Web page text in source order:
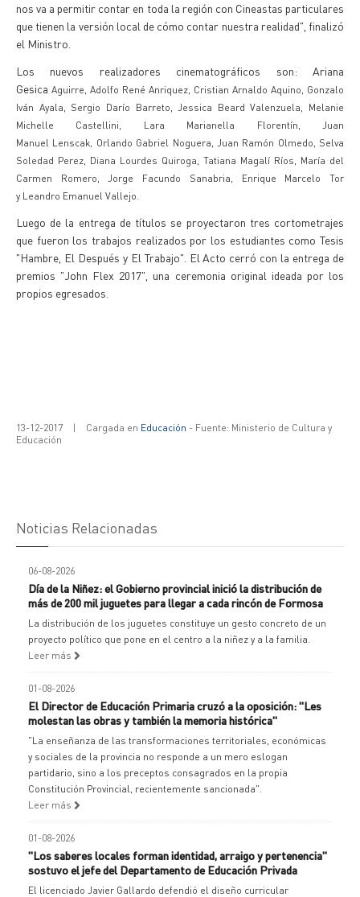
nos va a permitir contar en toda la región con Cineastas particulares
que tienen la versión local de cómo contar nuestra realidad", finalizó
el Ministro.
Los nuevos realizadores cinematográficos son: Ariana
Gesica Aguirre, Adolfo René Anriquez, Cristian Arnaldo Aquino, Gonzalo
Iván Ayala, Sergio Darío Barreto, Jessica Beard Valenzuela, Melanie
Michelle
Castellini, Lara Marianella Florentín, Juan
Manuel Lenscak, Orlando Gabriel Noguera, Juan Ramón Olmedo, Selva
Soledad Perez, Diana Lourdes Quiroga, Tatiana Magalí Ríos, María del
Carmen Romero, Jorge Facundo Sanabria, Enrique Marcelo Tor
y Leandro Emanuel Vallejo.
Luego de la entrega de títulos se proyectaron tres cortometrajes
que fueron los trabajos realizados por los estudiantes como Tesis
"Hambre, El Después y El Trabajo". El Acto cerró con la entrega de
premios "John Flex 2017", una ceremonia original ideada por los
propios egresados.
13-12-2017 | Cargada en Educación - Fuente: Ministerio de Cultura y
Educación
Noticias Relacionadas
06-08-2026
Día de la Niñez: el Gobierno provincial inició la distribución de
más de 200 mil juguetes para llegar a cada rincón de Formosa
La distribución de los juguetes constituye un gesto concreto de un
proyecto político que pone en el centro a la niñez y a la familia.
Leer más
01-08-2026
El Director de Educación Primaria cruzó a la oposición: "Les
molestan las obras y también la memoria histórica"
"La enseñanza de las transformaciones territoriales, económicas
y sociales de la provincia no responde a un mero eslogan
partidario, sino a los preceptos consagrados en la propia
Constitución Provincial, recientemente sancionada".
Leer más
01-08-2026
"Los saberes locales forman identidad, arraigo y pertenencia"
sostuvo el jefe del Departamento de Educación Privada
El licenciado Javier Gallardo defendió el diseño curricular